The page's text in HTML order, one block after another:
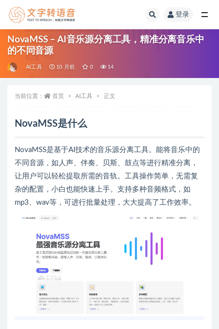
登录
NovaMSS – AI音乐源分离工具，精准分离音乐中
的不同音源
AI工具 10 月前 0 14
当前位置： 首页 AI工具 正文
NovaMSS是什么
NovaMSS是基于AI技术的音乐源分离工具。能将音乐中的
不同音源，如人声、伴奏、贝斯、鼓点等进行精准分离，
让用户可以轻松提取所需的音轨。工具操作简单，无需复
杂的配置，小白也能快速上手。支持多种音频格式，如
mp3、wav等，可进行批量处理，大大提高了工作效率。